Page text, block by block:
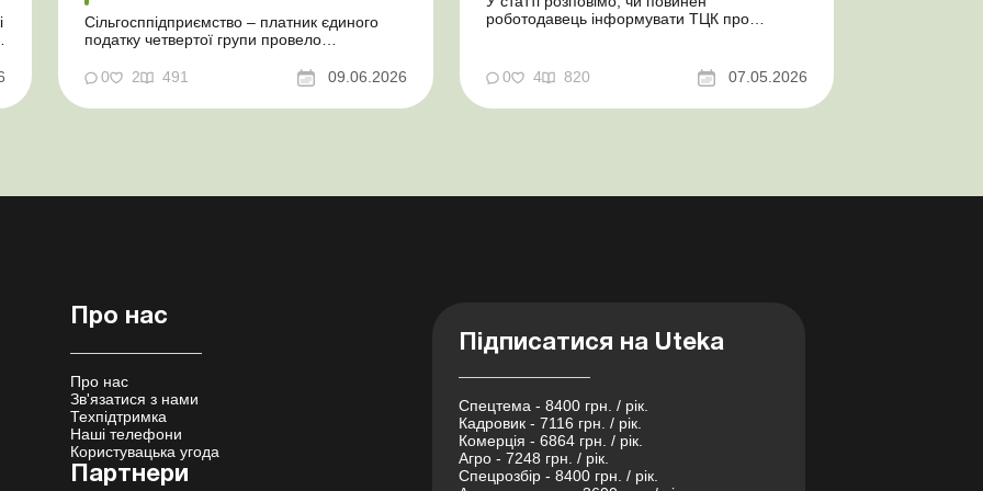
Сільгосппідприємство – платник єдиного
податку четвертої групи провело
оприбуткованих під час придбання товарів,
продукції власного виробництва, а також
основних засобів (далі – ОЗ). Як вплинуть
0 2 491 09.06.2026
роботодавець інформувати ТЦК про
агропідприємств приймає працівників на
сезонні роботи. Через значні штрафні
санкції за порушення порядку ведення
0 4 820 07.05.2026
Про нас
Про нас
Зв'язатися з нами
Техпідтримка
Наші телефони
Користувацька угода
Партнери
Підписатися на Uteka
Спецтема - 8400 грн. / рік.
Кадровик - 7116 грн. / рік.
Комерція - 6864 грн. / рік.
Агро - 7248 грн. / рік.
Спецрозбір - 8400 грн. / рік.